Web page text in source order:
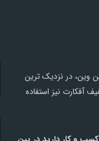
وین، در نزدیک ترین
آفکارت نیز استفاده